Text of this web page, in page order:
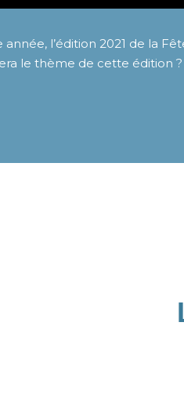
année, l’édition 2021 de la
le thème de cette édition